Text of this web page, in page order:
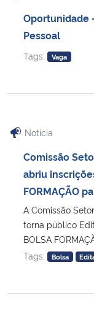
Oportunidade
Pessoal
Tags: Vaga
Notícia
Comissão
abriu
FORMAÇÃO
A Comissão
torna público
BOLSA
Tags:
Bolsa